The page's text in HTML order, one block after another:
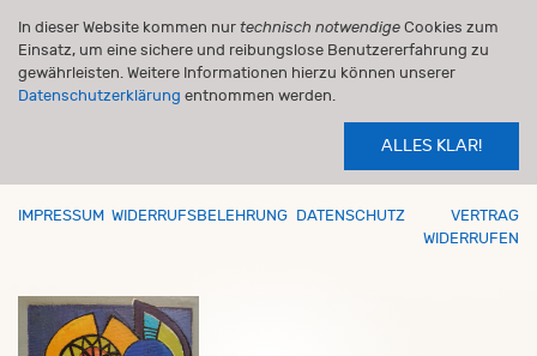
In dieser Website kommen nur technisch notwendige Cookies zum
Einsatz, um eine sichere und reibungslose Benutzererfahrung zu
gewährleisten. Weitere Informationen hierzu können unserer
Datenschutzerklärung entnommen werden.
ALLES KLAR!
IMPRESSUM WIDERRUFSBELEHRUNG DATENSCHUTZ
VERTRAG
WIDERRUFEN